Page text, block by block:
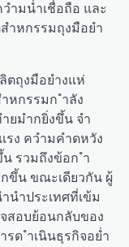
ำมน่ำเชื่อถือ และ
ำหกรรมถุงมือยำ
ตถุงมือยำงแห่
ำหกรรมก ำลัง
ยมำกยิ่งขึ้น จำ
ง ควำมคำดหวัง
รวมถึงข้อก ำ
ขึ้น ขณะเดียวกัน ผู้
นำประเทศที่เข้ม
สอบย้อนกลับของ
ด ำเนินธุรกิจอย่ำ